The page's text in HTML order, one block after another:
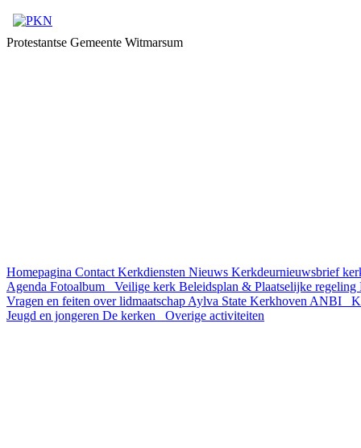
Protestantse Gemeente Witmarsum
Homepagina Contact Kerkdiensten Nieuws Kerkdeurnieuwsbrief
Agenda Fotoalbum Veilige kerk Beleidsplan & Plaatselijke regeling
Vragen en feiten over lidmaatschap Aylva State Kerkhoven ANBI
Jeugd en jongeren De kerken Overige activiteiten